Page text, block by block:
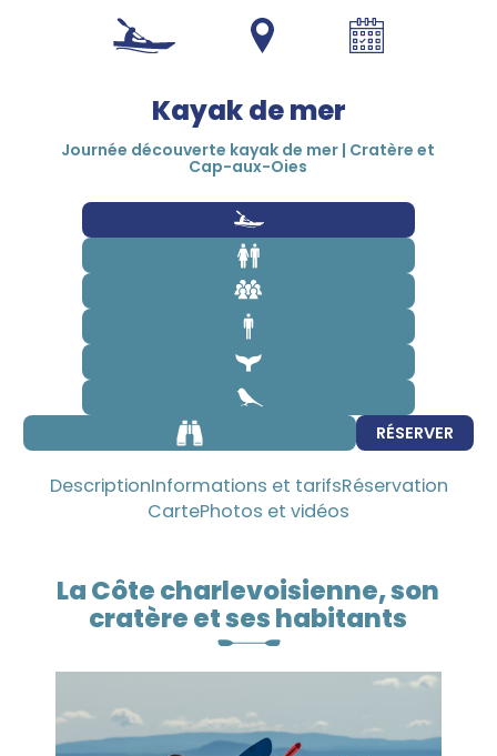
1 800 453-4850
Kayak de mer
Journée découverte kayak de mer | Cratère et
Cap-aux-Oies
RÉSERVER
DescriptionInformations et tarifsRéservation
CartePhotos et vidéos
La Côte charlevoisienne, son
cratère et ses habitants